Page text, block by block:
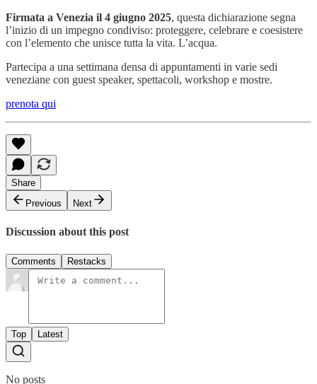
Firmata a Venezia il 4 giugno 2025, questa dichiarazione segna
l’inizio di un impegno condiviso: proteggere, celebrare e coesistere
con l’elemento che unisce tutta la vita. L’acqua.
Partecipa a una settimana densa di appuntamenti in varie sedi
veneziane con guest speaker, spettacoli, workshop e mostre.
prenota qui
Share
Previous
Next
Discussion about this post
Comments Restacks
Top Latest
No posts